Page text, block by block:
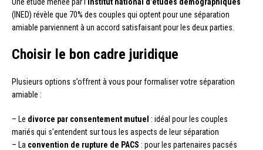
(INED) révèle que 70% des couples qui optent pour une séparation
amiable parviennent à un accord satisfaisant pour les deux parties.
Choisir le bon cadre juridique
Plusieurs options s’offrent à vous pour formaliser votre séparation
amiable :
– Le divorce par consentement mutuel : idéal pour les couples
mariés qui s’entendent sur tous les aspects de leur séparation
– La convention de rupture de PACS : pour les partenaires pacsés